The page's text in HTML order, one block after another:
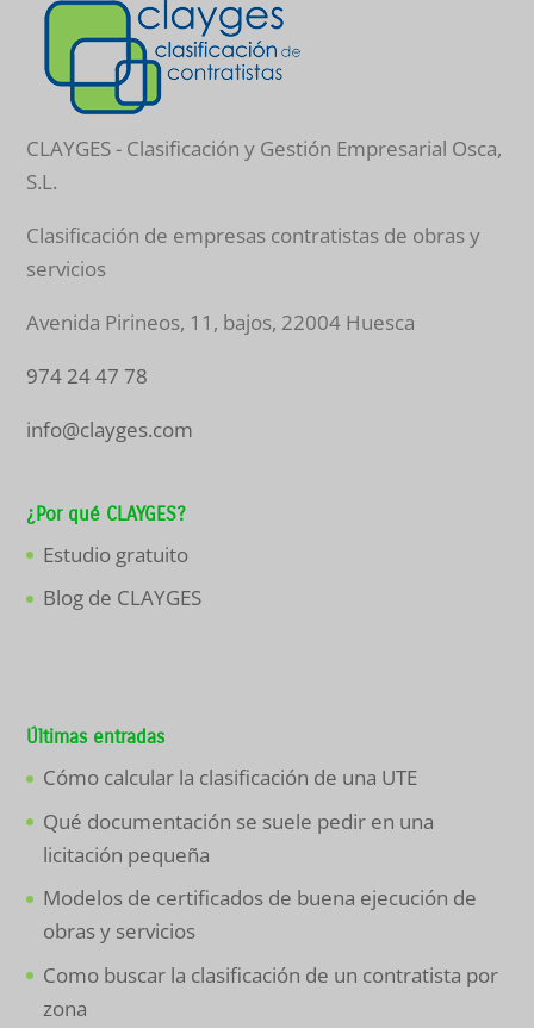
CLAYGES - Clasificación y Gestión Empresarial Osca,
S.L.
Clasificación de empresas contratistas de obras y
servicios
Avenida Pirineos, 11, bajos, 22004 Huesca
974 24 47 78
info@clayges.com
¿Por qué CLAYGES?
Estudio gratuito
Blog de CLAYGES
Últimas entradas
Cómo calcular la clasificación de una UTE
Qué documentación se suele pedir en una
licitación pequeña
Modelos de certificados de buena ejecución de
obras y servicios
Como buscar la clasificación de un contratista por
zona